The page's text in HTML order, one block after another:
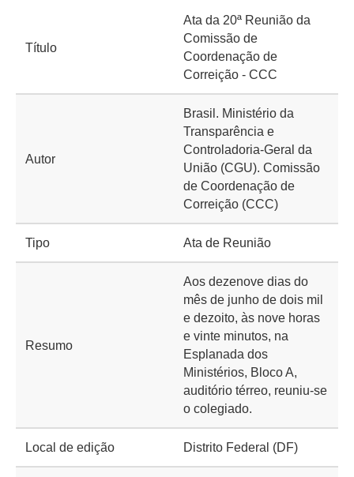
Título
Ata da 20ª Reunião da
Comissão de
Coordenação de
Correição - CCC
Autor
Brasil. Ministério da
Transparência e
Controladoria-Geral da
União (CGU). Comissão
de Coordenação de
Correição (CCC)
Tipo Ata de Reunião
Resumo
Aos dezenove dias do
mês de junho de dois mil
e dezoito, às nove horas
e vinte minutos, na
Esplanada dos
Ministérios, Bloco A,
auditório térreo, reuniu-se
o colegiado.
Local de edição Distrito Federal (DF)